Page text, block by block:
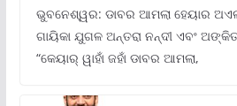
ଭୁବନେଶ୍ୱର: ଡାବର ଆମଲା ହେୟାର
ଗାୟିକା ଯୁଗଳ ଅନ୍ତରା ନନ୍ଦୀ ଏବଂ
“କେୟାର୍ ୱାହାଁ ଜହାଁ ଡାବର ଆମଲା,